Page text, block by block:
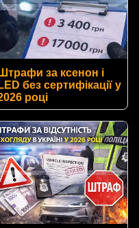
Штрафи за ксенон і
LED без сертифікації у
році